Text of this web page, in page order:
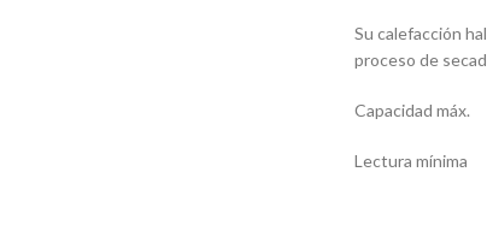
Su calefacción
proceso de
Capacidad
Lectura